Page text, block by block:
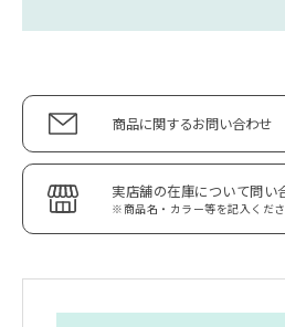
商品に関するお問い合わせ
実店舗の在庫について問い
※商品名・カラー等を記入くだ